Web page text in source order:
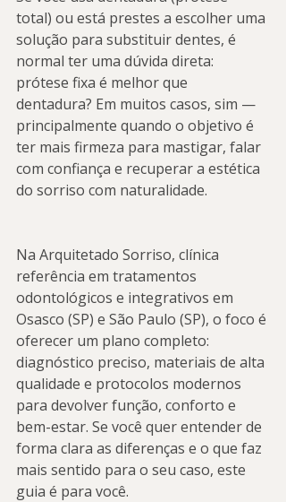
total) ou está prestes a escolher uma
solução para substituir dentes, é
normal ter uma dúvida direta:
prótese fixa é melhor que
dentadura? Em muitos casos, sim —
principalmente quando o objetivo é
ter mais firmeza para mastigar, falar
com confiança e recuperar a estética
do sorriso com naturalidade.
Na Arquitetado Sorriso, clínica
referência em tratamentos
odontológicos e integrativos em
Osasco (SP) e São Paulo (SP), o foco é
oferecer um plano completo:
diagnóstico preciso, materiais de alta
qualidade e protocolos modernos
para devolver função, conforto e
bem-estar. Se você quer entender de
forma clara as diferenças e o que faz
mais sentido para o seu caso, este
guia é para você.